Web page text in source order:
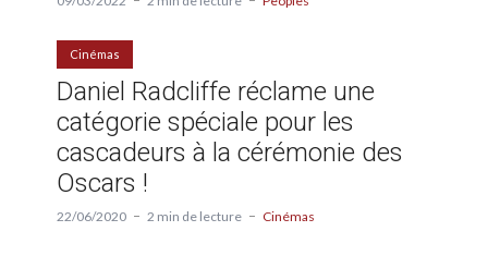
Cinémas
Daniel Radcliffe réclame une
catégorie spéciale pour les
cascadeurs à la cérémonie des
Oscars !
22/06/2020 2 min de lecture Cinémas